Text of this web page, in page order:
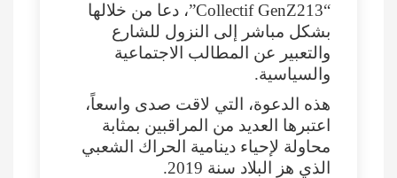
“Collectif GenZ213”، دعا من خلالها
بشكل مباشر إلى النزول للشارع
والتعبير عن المطالب الاجتماعية
والسياسية.
هذه الدعوة، التي لاقت صدى واسعاً،
اعتبرها العديد من المراقبين بمثابة
محاولة لإحياء دينامية الحراك الشعبي
الذي هز البلاد سنة 2019.